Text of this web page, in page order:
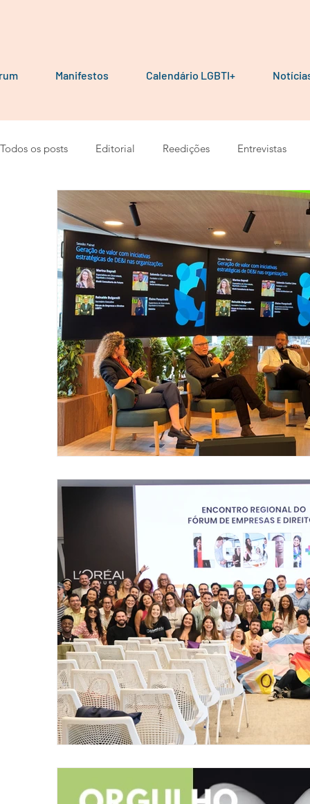
Manifestos Calendário LGBTI+
Todos os posts Editorial Reedições Entrevistas
Por parceiros do Fórum
Manifesto Podcast